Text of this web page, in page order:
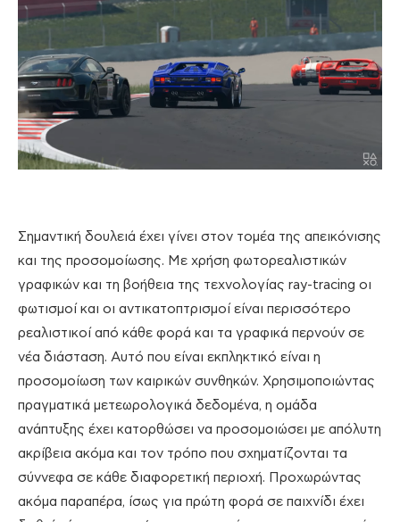
Σημαντική δουλειά έχει γίνει στον τομέα της απεικόνισης
και της προσομοίωσης. Με χρήση φωτορεαλιστικών
γραφικών και τη βοήθεια της τεχνολογίας ray-tracing οι
φωτισμοί και οι αντικατοπτρισμοί είναι περισσότερο
ρεαλιστικοί από κάθε φορά και τα γραφικά περνούν σε
νέα διάσταση. Αυτό που είναι εκπληκτικό είναι η
προσομοίωση των καιρικών συνθηκών. Χρησιμοποιώντας
πραγματικά μετεωρολογικά δεδομένα, η ομάδα
ανάπτυξης έχει κατορθώσει να προσομοιώσει με απόλυτη
ακρίβεια ακόμα και τον τρόπο που σχηματίζονται τα
σύννεφα σε κάθε διαφορετική περιοχή. Προχωρώντας
ακόμα παραπέρα, ίσως για πρώτη φορά σε παιχνίδι έχει